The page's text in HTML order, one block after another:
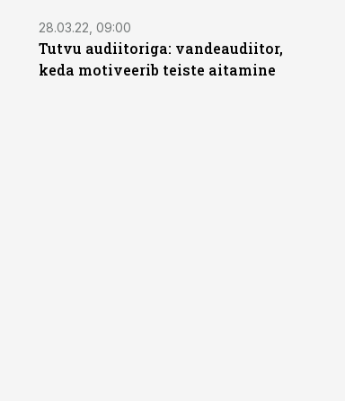
28.03.22, 09:00
Tutvu audiitoriga: vandeaudiitor,
keda motiveerib teiste aitamine